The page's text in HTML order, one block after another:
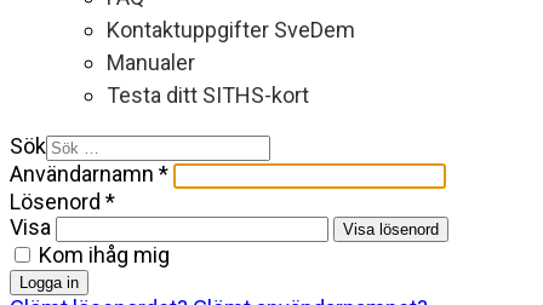
Kontaktuppgifter SveDem
Manualer
Testa ditt SITHS-kort
Sök
Användarnamn *
Lösenord *
Visa
Visa lösenord
Kom ihåg mig
Logga in